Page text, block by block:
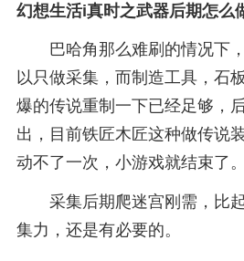
幻想生活i真时之武器后期怎么
巴哈角那么难刷的情况下
以只做采集，而制造工具，石
爆的传说重制一下已经足够，
出，目前铁匠木匠这种做传说
动不了一次，小游戏就结束了。
采集后期爬迷宫刚需，比
集力，还是有必要的。